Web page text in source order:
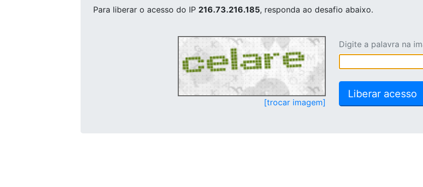
Para liberar o acesso do IP 216.73.216.185, responda ao desafio abaixo.
[trocar imagem]
Digite a palavra na